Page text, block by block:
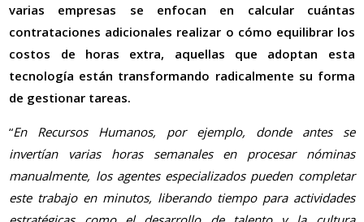
varias empresas se enfocan en calcular cuántas
contrataciones adicionales realizar o cómo equilibrar los
costos de horas extra, aquellas que adoptan esta
tecnología están transformando radicalmente su forma
de gestionar tareas.
“En Recursos Humanos, por ejemplo, donde antes se
invertían varias horas semanales en procesar nóminas
manualmente, los agentes especializados pueden completar
este trabajo en minutos, liberando tiempo para actividades